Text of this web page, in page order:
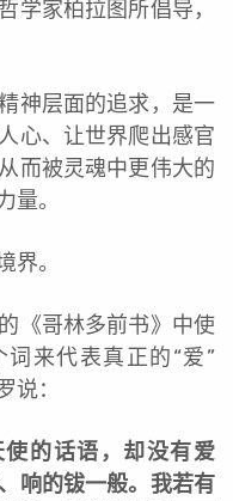
学家柏拉图所倡导，
神层面的追求，是一
心、让世界爬出感官
而被灵魂中更伟大的
量。
界。
《哥林多前书》中使
来代表真正的“爱”
说：
的话语，却没有爱
响的钹一般。我若有